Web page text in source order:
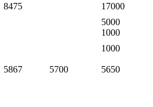
8475
17000
5000
1000
1000
5867 5700 5650